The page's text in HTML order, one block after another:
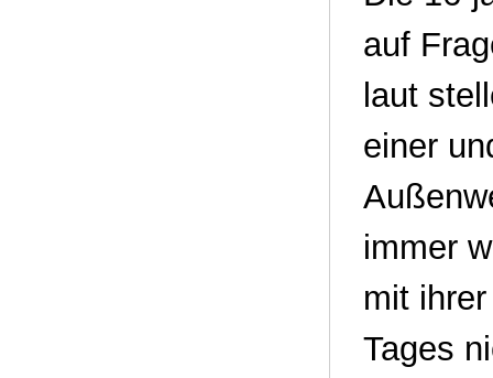
auf
laut
einer
immer
mit
Tages